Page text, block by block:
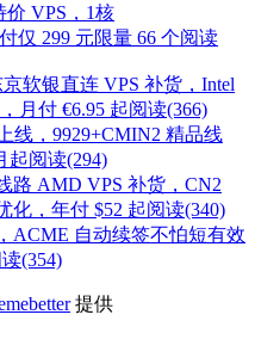
VPS，1核
仅 299 元限量 66 个阅读
软银直连 VPS 补货，Intel
月付 €6.95 起阅读(366)
线，9929+CMIN2 精品线
起阅读(294)
路 AMD VPS 补货，CN2
化，年付 $52 起阅读(340)
ACME 自动续签不怕短有效
(354)
提供